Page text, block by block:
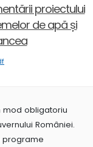
proiectului
de apă și
mod obligatoriu
României.
programe